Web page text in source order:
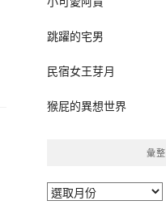
跳躍的宅男
民宿女王芽月
猴屁的異想世界
彙整
彙